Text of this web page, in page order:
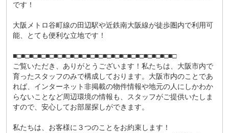
です！
大阪メトロ谷町線の田辺駅や近鉄南大阪線が徒歩圏内で利用可
能、とても便利な立地です！
■□■□■□■□■□■□■□■□■□■□■□■□■□■□■□■□■□■□■□■□
ご覧いただき、ありがとうございます！私たちは、大阪市内で
育ったスタッフのみで構成しております。大阪市内のことであ
れば、インターネット非掲載の物件情報や地元の人にしかわか
らないことなど周辺環境の情報も、スタッフがご提供いたしま
すので、安心してお部屋探しができます。
私たちは、お客様に３つのことをお約束します！